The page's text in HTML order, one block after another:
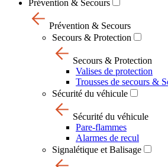
Prévention & Secours
Prévention & Secours
Secours & Protection
Secours & Protection
Valises de protection
Trousses de secours &
Sécurité du véhicule
Sécurité du véhicule
Pare-flammes
Alarmes de recul
Signalétique et Balisage